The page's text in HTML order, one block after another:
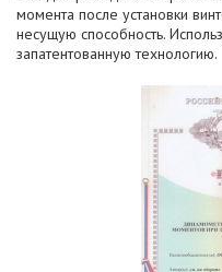
момента после установки
несущую способность.
запатентованную технологию.